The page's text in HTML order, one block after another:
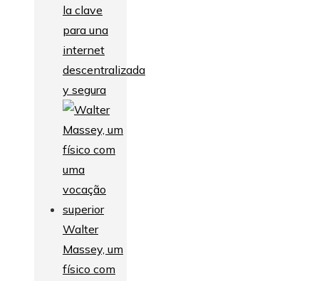
la clave
para una
internet
descentralizada
y segura
Walter
Massey, um
físico com